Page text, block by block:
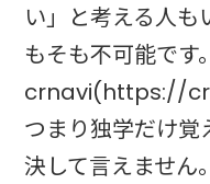
い」と考える人
もそも不可能です。
crnavi(https://
つまり独学だけ覚
決して言えません。